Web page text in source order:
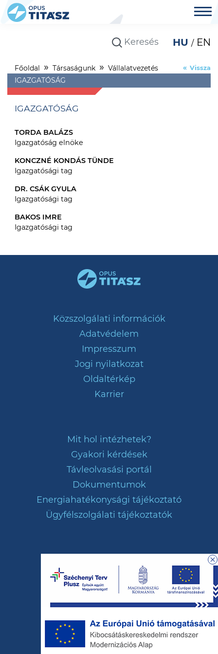
HU EN
Főoldal Társaságunk
Vállalatvezetés
IGAZGATÓSÁG
Vissza
IGAZGATÓSÁG
TORDA BALÁZS
Igazgatóság elnöke
KONCZNÉ KONDÁS TÜNDE
Igazgatósági tag
DR. CSÁK GYULA
Igazgatósági tag
BAKOS IMRE
Igazgatósági tag
Közszolgálati információk
Adatvédelem
Impresszum
Jogi nyilatkozat
Oldaltérkép
Karrier
Mit hol intézhetek?
Gyakori kérdések
Távleolvasási portál
Dokumentumok
Energiahatékonysági tájékoztató
Ügyfélszolgálati tájékoztatók